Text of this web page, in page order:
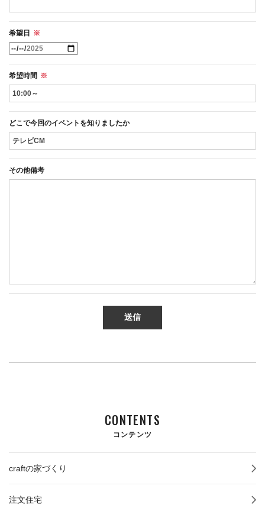
希望日 ※
希望時間 ※
どこで今回のイベントを知りましたか
その他備考
CONTENTS
コンテンツ
craftの家づくり
注文住宅